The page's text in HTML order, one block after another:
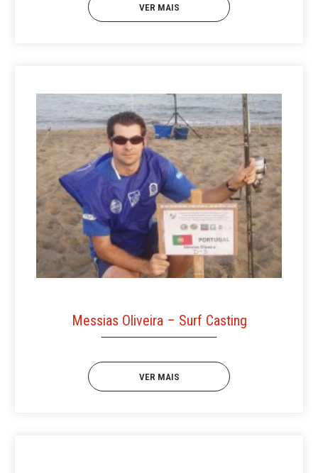
VER MAIS
Messias Oliveira – Surf Casting
VER MAIS